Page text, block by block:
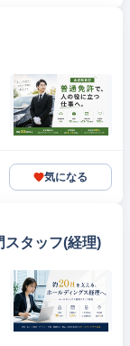
気になる
スタッフ(経理)